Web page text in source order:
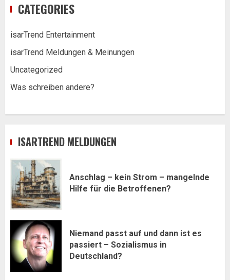
CATEGORIES
isarTrend Entertainment
isarTrend Meldungen & Meinungen
Uncategorized
Was schreiben andere?
ISARTREND MELDUNGEN
Anschlag – kein Strom – mangelnde
Hilfe für die Betroffenen?
Niemand passt auf und dann ist es
passiert – Sozialismus in
Deutschland?